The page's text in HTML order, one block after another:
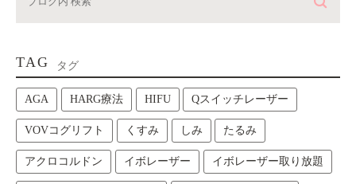
TAG タグ
AGA HARG療法 HIFU Qスイッチレーザー
VOVコグリフト くすみ しみ たるみ
アクロコルドン イボレーザー イボレーザー取り放題